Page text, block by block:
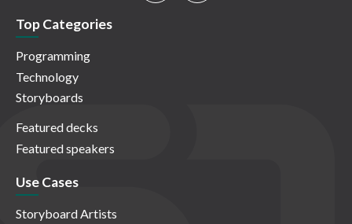
Top Categories
Programming
Technology
Storyboards
Featured decks
Featured speakers
Use Cases
Storyboard Artists